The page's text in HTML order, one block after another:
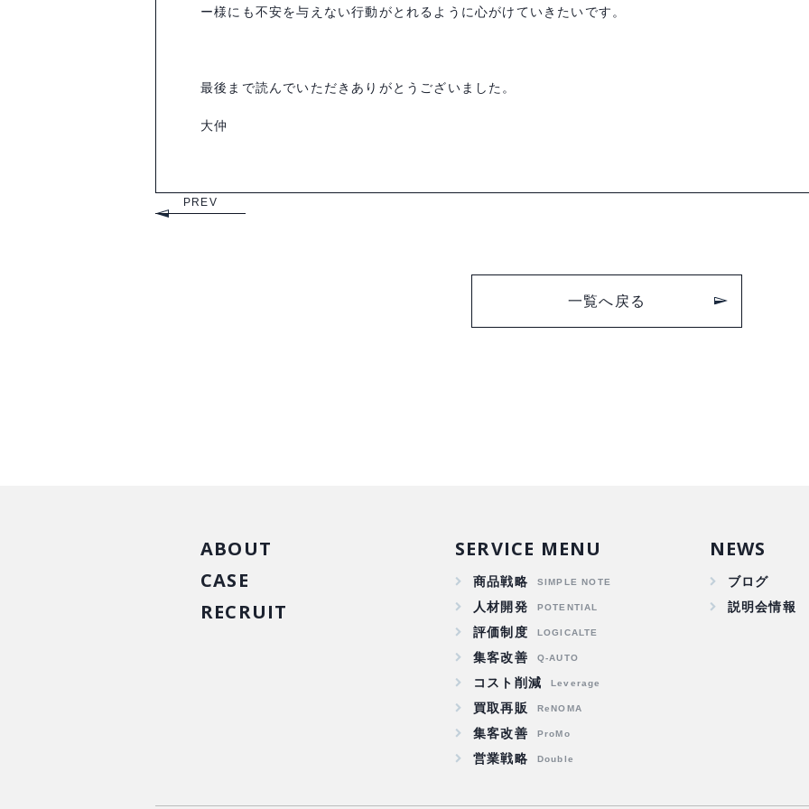
ー様にも不安を与えない行動がとれるように心がけていきたいです。
最後まで読んでいただきありがとうございました。
大仲
PREV
一覧へ戻る
ABOUT
CASE
商品戦略
RECRUIT
SERVICE MENU
商品戦略
人材開発
評価制度
集客改善
コスト削減
買取再販
集客改善
営業戦略
NEWS
ブログ
説明会情報